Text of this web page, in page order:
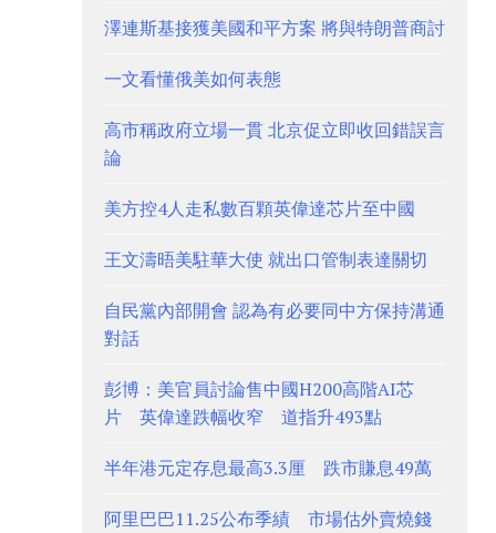
澤連斯基接獲美國和平方案 將與特朗普商討
一文看懂俄美如何表態
高市稱政府立場一貫 北京促立即收回錯誤言
論
美方控4人走私數百顆英偉達芯片至中國
王文濤晤美駐華大使 就出口管制表達關切
自民黨內部開會 認為有必要同中方保持溝通
對話
彭博：美官員討論售中國H200高階AI芯
片 英偉達跌幅收窄 道指升493點
半年港元定存息最高3.3厘 跌市賺息49萬
阿里巴巴11.25公布季績 市場估外賣燒錢